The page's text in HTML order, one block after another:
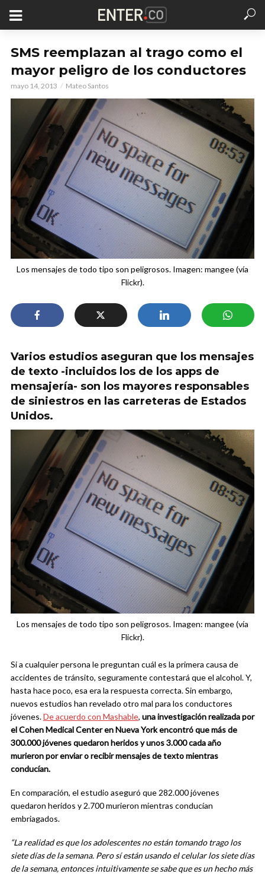
SMS reemplazan al trago como el
mayor peligro de los conductores
mayo 14, 2013 Mateo Santos
Los mensajes de todo tipo son peligrosos. Imagen: mangee (vía
Flickr).
Varios estudios aseguran que los mensajes
de texto -incluidos los de los apps de
mensajería- son los mayores responsables
de siniestros en las carreteras de Estados
Unidos.
Los mensajes de todo tipo son peligrosos. Imagen: mangee (vía
Flickr).
Si a cualquier persona le preguntan cuál es la primera causa de
accidentes de tránsito, seguramente contestará que el alcohol. Y,
hasta hace poco, esa era la respuesta correcta. Sin embargo,
nuevos estudios han revelado otro mal para los conductores
jóvenes.De acuerdo con Mashable, una investigación realizada por
el Cohen Medical Center en Nueva York encontró que más de
300.000 jóvenes quedaron heridos y unos 3.000 cada año
murieron por enviar o recibir mensajes de texto mientras
conducían.
En comparación, el estudio aseguró que 282.000 jóvenes
quedaron heridos y 2.700 murieron mientras conducían
embriagados.
“La realidad es que los adolescentes no están tomando trago los
siete días de la semana. Pero sí están usando el celular los siete días
de la semana, entonces intuitivamente se sabe que es un hecho más